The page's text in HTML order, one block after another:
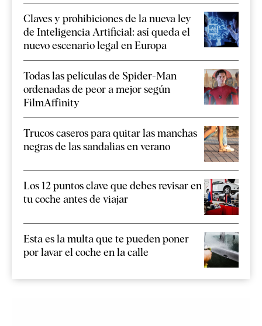
Claves y prohibiciones de la nueva ley
de Inteligencia Artificial: así queda el
nuevo escenario legal en Europa
Todas las películas de Spider-Man
ordenadas de peor a mejor según
FilmAffinity
Trucos caseros para quitar las manchas
negras de las sandalias en verano
Los 12 puntos clave que debes revisar en
tu coche antes de viajar
Esta es la multa que te pueden poner
por lavar el coche en la calle